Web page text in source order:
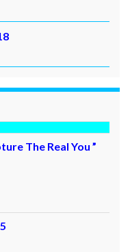
The Real You ”